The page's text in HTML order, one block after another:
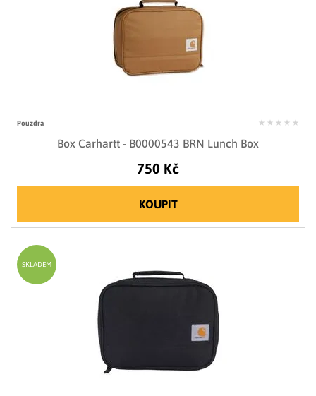
Pouzdra
Box Carhartt - B0000543 BRN Lunch Box
750 Kč
KOUPIT
SKLADEM